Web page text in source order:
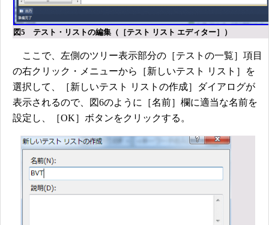
図5 テスト・リストの編集（［テスト リスト エディター］）
ここで、左側のツリー表示部分の［テストの一覧］項目
の右クリック・メニューから［新しいテスト リスト］を
選択して、［新しいテスト リストの作成］ダイアログが
表示されるので、図6のように［名前］欄に適当な名前を
設定し、［OK］ボタンをクリックする。